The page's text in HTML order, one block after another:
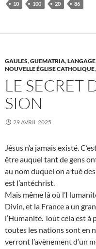
10 100 20 86
GAULES,GUEMATRIA,LANGAGE
NOUVELLE ÉGLISE CATHOLIQUE,
LE SECRET
SION
29 AVRIL 2025
Jésus n’a jamais existé.
être auquel tant de gens
au nom duquel on a tué des
est l’antéchrist.
Mais même là où
Divin, et la France a un
l’Humanité. Tout cela est
toutes les nations sont en
verront l’avènement d’un